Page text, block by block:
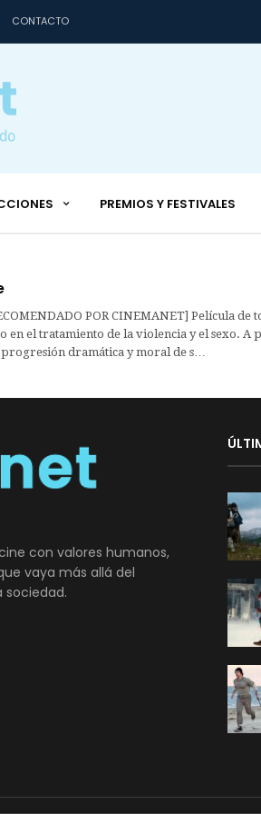
CONTACTO
PREMIOS Y FESTIVALES
POR CINEMANET] Película de
en el tratamiento de la violencia y el sexo. A
dramática y moral de s…
con valores humanos,
vaya más allá del